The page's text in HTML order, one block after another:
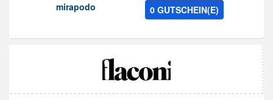
mirapodo 0 GUTSCHEIN(E)